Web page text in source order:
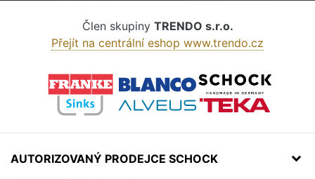
Člen skupiny TRENDO s.r.o.
Přejít na centrální eshop www.trendo.cz
AUTORIZOVANÝ PRODEJCE SCHOCK